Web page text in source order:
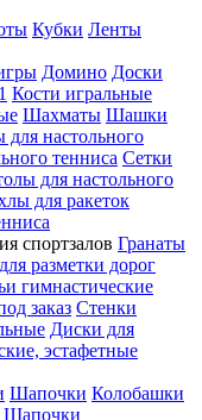
Кубки Ленты
Домино Доски
Кости игральные
Шахматы Шашки
настольного
тенниса Сетки
для настольного
для ракеток
спортзалов Гранаты
разметки дорог
гимнастические
заказ Стенки
Диски для
эстафетные
Шапочки Колобашки
Шапочки